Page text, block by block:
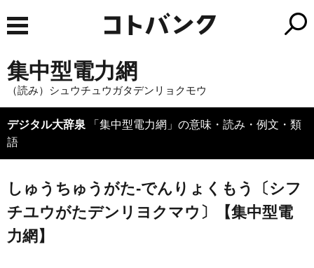
集中型電力網
（読み）シュウチュウガタデンリョクモウ
デジタル大辞泉 「集中型電力網」の意味・読み・例文・類
語
しゅうちゅうがた‐でんりょくもう〔シフ
チユウがたデンリヨクマウ〕【集中型電
力網】